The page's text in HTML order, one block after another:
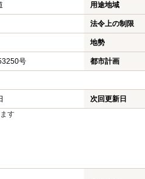
用途地域
法令上の制限
地勢
号 都市計画
次回更新日
す